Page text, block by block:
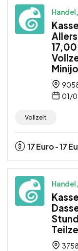
01/
Vollzeit
17Euro -17